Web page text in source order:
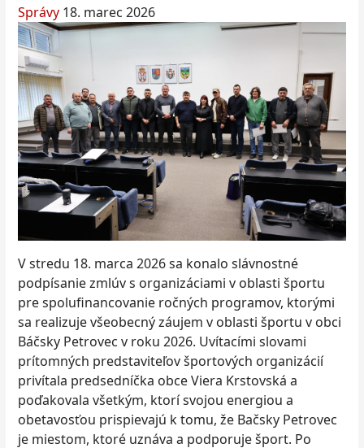
Správy 18. marec 2026
V stredu 18. marca 2026 sa konalo slávnostné
podpísanie zmlúv s organizáciami v oblasti športu
pre spolufinancovanie ročných programov, ktorými
sa realizuje všeobecný záujem v oblasti športu v obci
Báčsky Petrovec v roku 2026. Uvítacími slovami
prítomných predstaviteľov športových organizácií
privítala predsedníčka obce Viera Krstovská a
poďakovala všetkým, ktorí svojou energiou a
obetavosťou prispievajú k tomu, že Bačsky Petrovec
je miestom, ktoré uznáva a podporuje šport. Po